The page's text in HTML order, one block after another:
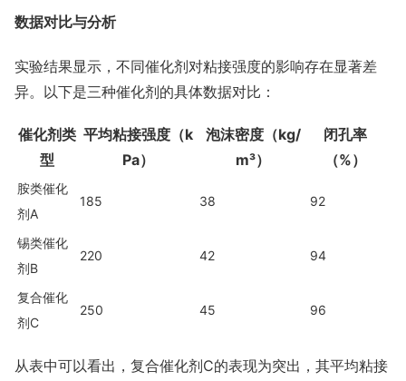
数据对比与分析
实验结果显示，不同催化剂对粘接强度的影响存在显著差
异。以下是三种催化剂的具体数据对比：
催化剂类
型
平均粘接强度（k
Pa）
泡沫密度（kg/
m³）
闭孔率
（%）
胺类催化
剂A
185 38 92
锡类催化
剂B
220 42 94
复合催化
剂C
250 45 96
从表中可以看出，复合催化剂C的表现为突出，其平均粘接